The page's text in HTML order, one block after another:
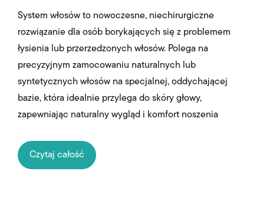
System włosów to nowoczesne, niechirurgiczne
rozwiązanie dla osób borykających się z problemem
łysienia lub przerzedzonych włosów. Polega na
precyzyjnym zamocowaniu naturalnych lub
syntetycznych włosów na specjalnej, oddychającej
bazie, która idealnie przylega do skóry głowy,
zapewniając naturalny wygląd i komfort noszenia
Czytaj całość